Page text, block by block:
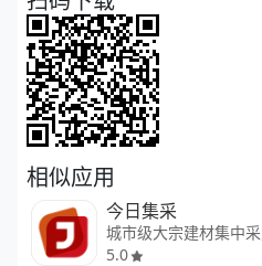
相似应用
今日集采
5.0